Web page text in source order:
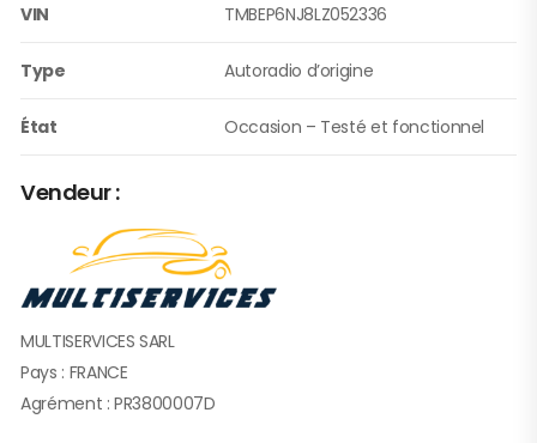
VIN TMBEP6NJ8LZ052336
Type Autoradio d’origine
État Occasion – Testé et fonctionnel
Vendeur :
MULTISERVICES SARL
Pays : FRANCE
Agrément : PR3800007D